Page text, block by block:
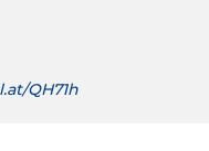
QH71h